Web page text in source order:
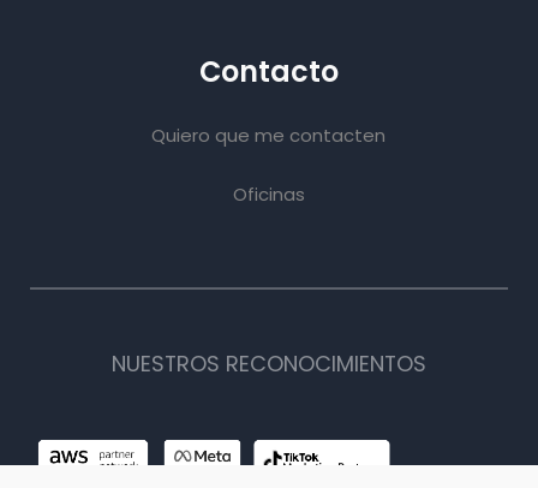
Contacto
Quiero que me contacten
Oficinas
NUESTROS RECONOCIMIENTOS